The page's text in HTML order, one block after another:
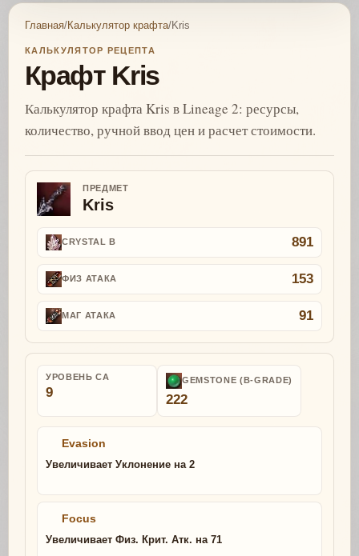
Главная/Калькулятор крафта/Kris
КАЛЬКУЛЯТОР РЕЦЕПТА
Крафт Kris
Калькулятор крафта Kris в Lineage 2: ресурсы,
количество, ручной ввод цен и расчет стоимости.
ПРЕДМЕТ
Kris
CRYSTAL B 891
ФИЗ АТАКА 153
МАГ АТАКА 91
УРОВЕНЬ СА
9
GEMSTONE (B-GRADE)
222
Evasion
Увеличивает Уклонение на 2
Focus
Увеличивает Физ. Крит. Атк. на 71